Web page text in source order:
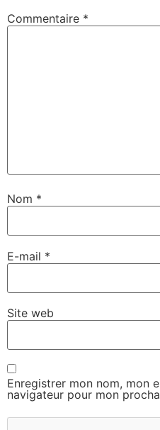
Commentaire *
Nom *
E-mail *
Site web
Enregistrer mon nom, mon
navigateur pour mon